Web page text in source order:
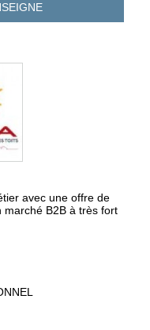
avec une offre de
B2B à très fort